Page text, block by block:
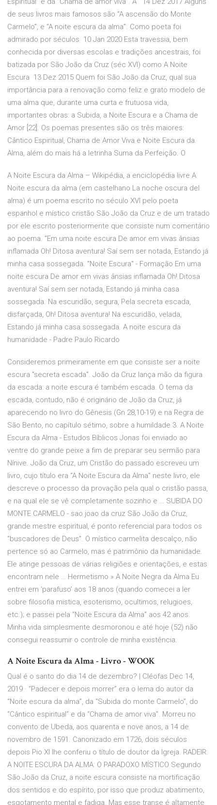
de seus livros mais famosos são “A ascensão do Monte
Carmelo”, e “A noite escura da alma”. Como poeta foi
admirado por séculos 10 Jan 2020 Esta travessia, bem
conhecida por diversas escolas e tradições ancestrais, foi
batizada por São João da Cruz (séc XVI) como A Noite
Escura 13 Dez 2015 Quem foi São João da Cruz, qual sua
importância para a renovação como feliz e grato modelo de
uma alma que, durante uma curta e frutuosa vida,
importantes obras: a Subida, a Noite Escura e a Chama de
Amor [22]. Os poemas presentes são os três maiores:
Cântico Espiritual, Chama de Amor Viva e Noite Escura da.
Alma, além do mais há a letrinha Suma da Perfeição. O
A Noite Escura da Alma – Wikipédia, a enciclopédia livre A
Noite escura da alma (em castelhano La noche oscura del
alma) é um poema escrito no século XVI pelo poeta
espanhol e místico cristão São João da Cruz e de um tratado
por ele escrito posteriormente que consiste num comentário
ao poema. "Em uma noite escura De amor em vivas ânsias
inflamada Oh! Ditosa aventura! Saí sem ser notada, Estando já
minha casa sossegada. "Noite Escura" - Formação Em uma
noite escura De amor em vivas ânsias inflamada Oh! Ditosa
aventura! Saí sem ser notada, Estando já minha casa
sossegada. Na escuridão, segura, Pela secreta escada,
disfarçada, Oh! Ditosa aventura! Na escuridão, velada,
Estando já minha casa sossegada. A noite escura da
humanidade - Padre Paulo Ricardo
Consideremos primeiramente em que consiste ser a noite
escura "secreta escada". João da Cruz lança mão da figura
da escada: a noite escura é também escada. O tema da
escada, contudo, não é originário de João da Cruz, já
aparecendo no livro do Gênesis (Gn 28,10-19) e na Regra de
São Bento, no capítulo sétimo, sobre a humildade 3. A Noite
Escura da Alma - Estudos Bíblicos Jonas foi enviado ao
ventre do grande peixe a fim de preparar seu sermão para
Nínive. João da Cruz, um Cristão do passado escreveu um
livro, cujo título era “A Noite Escura da Alma” neste livro, ele
descreve o processo da provação pela qual o cristão passa,
e na qual ele se vê completamente sozinho e … SUBIDA DO
MONTE CARMELO - sao joao da cruz São João da Cruz,
grande mestre espiritual, é ponto referencial para todos os
"buscadores de Deus". O místico carmelita descalço, não
pertence só ao Carmelo, mas é patrimônio da humanidade.
Ele atinge pessoas de várias religiões e orientações, e estas
encontram nele … Hermetismo » A Noite Negra da Alma Eu
entrei em ‘parafuso’ aos 18 anos (quando comecei a ler
sobre filosofia mistica, esoterismo, ocultimos, relugioes,
etc.); e passei pela “Noite Escura da Alma” aos 42 anos.
Minha vida simplesmente desmoronou e até hoje (52) não
consegui reassumir o controle de minha existência.
A Noite Escura da Alma - Livro - WOOK
Qual é o santo do dia 14 de dezembro? | Cléofas Dec 14,
2019 · “Padecer e depois morrer” era o lema do autor da
“Noite escura da alma”, da “Subida do monte Carmelo”, do
“Cântico espiritual” e da “Chama de amor viva”. Morreu no
convento de Ubeda, aos quarenta e nove anos, a 14 de
novembro de 1591. Canonizado em 1726, dois séculos
depois Pio XI lhe conferiu o título de doutor da Igreja. RADEIR:
A NOITE ESCURA DA ALMA: O PARADOXO MÍSTICO Segundo
São João da Cruz, a noite escura consiste na mortificação
dos sentidos e do espírito, por isso que produz abatimento,
esgotamento mental e fadiga. Mas esse transe é altamente